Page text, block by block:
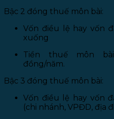
Bậc 2 đóng thuế môn bài:
Vốn điều lệ hay vốn
xuống
Tiền thuế môn
đồng/năm.
Bậc 3 đóng thuế môn bài:
Vốn điều lệ hay vốn
(chi nhánh, VPĐD, địa